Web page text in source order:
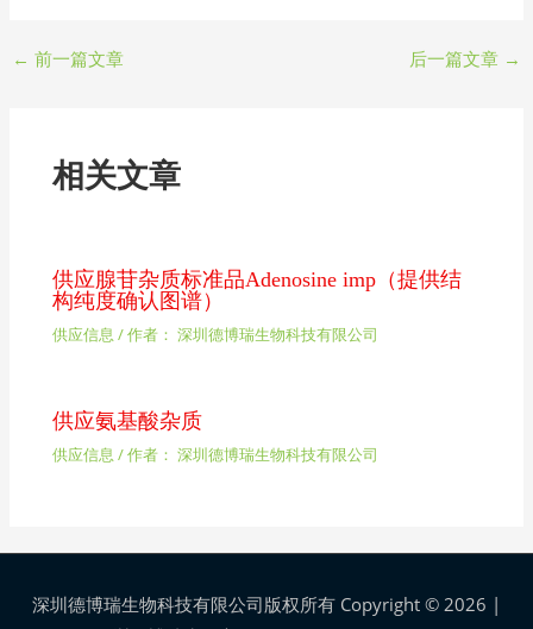
← 前一篇文章 后一篇文章 →
相关文章
供应腺苷杂质标准品Adenosine imp（提供结
构纯度确认图谱）
供应信息 / 作者： 深圳德博瑞生物科技有限公司
供应氨基酸杂质
供应信息 / 作者： 深圳德博瑞生物科技有限公司
深圳德博瑞生物科技有限公司版权所有 Copyright © 2026 |